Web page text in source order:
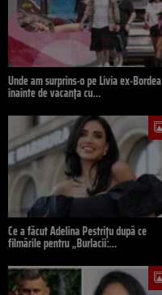
Unde am surprins-o pe Livia ex-Bordea
înainte de vacanța cu…
Ce a făcut Adelina Pestrițu după ce
filmările pentru „Burlacii:…